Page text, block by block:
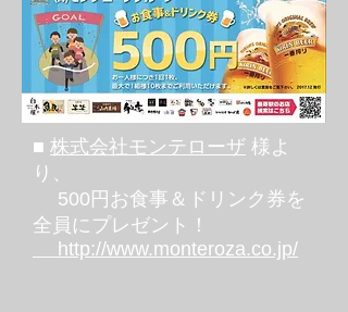
■ 株式会社モンテローザ 様よ
り、
500円お食事＆ドリンク券を
全員にプレゼント！
http://www.monteroza.co.jp/